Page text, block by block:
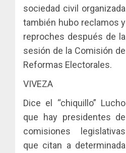
sociedad civil organizada
también hubo reclamos y
reproches después de la
sesión de la Comisión de
Reformas Electorales.
VIVEZA
Dice el “chiquillo” Lucho
que hay presidentes de
comisiones legislativas
que citan a determinada